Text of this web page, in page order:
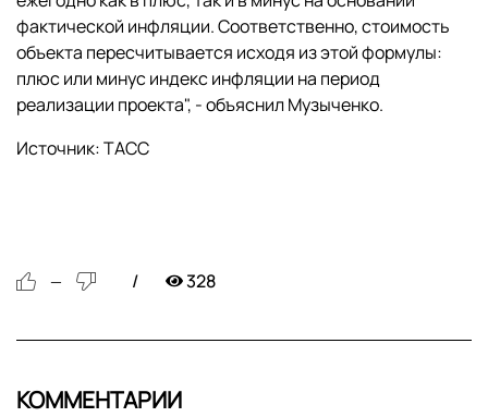
фактической инфляции. Соответственно, стоимость
объекта пересчитывается исходя из этой формулы:
плюс или минус индекс инфляции на период
реализации проекта", - объяснил Музыченко.
Источник: ТАСС
— 328
КОММЕНТАРИИ